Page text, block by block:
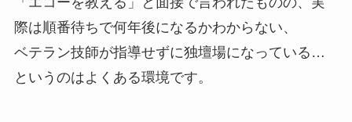
際は順番待ちで何年後になるかわからない、
ベテラン技師が指導せずに独壇場になっている…
というのはよくある環境です。